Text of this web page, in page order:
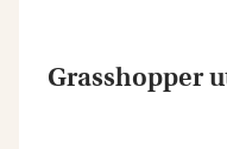
Grasshopper